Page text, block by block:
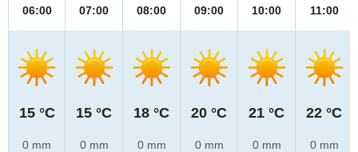
06:00
15 °C
0 mm
07:00
15 °C
0 mm
08:00
18 °C
0 mm
09:00
20 °C
0 mm
10:00
21 °C
0 mm
11:00
22 °C
0 mm